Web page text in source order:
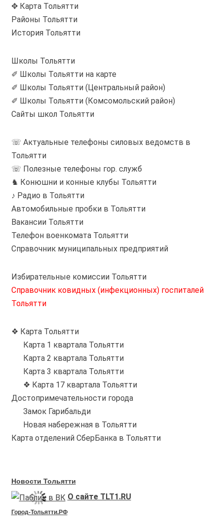
✥ Карта Тольятти
Районы Тольятти
История Тольятти
Школы Тольятти
✐ Школы Тольятти на карте
✐ Школы Тольятти (Центральный район)
✐ Школы Тольятти (Комсомольский район)
Сайты школ Тольятти
☏ Актуальные телефоны силовых ведомств в
Тольятти
☏ Полезные телефоны гор. служб
♞ Конюшни и конные клубы Тольятти
♪ Радио в Тольятти
Автомобильные пробки в Тольятти
Вакансии Тольятти
Телефон военкомата Тольятти
Справочник муниципальных предприятий
Избирательные комиссии Тольятти
Справочник ковидных (инфекционных) госпиталей
Тольятти
❖ Карта Тольятти
Карта 1 квартала Тольятти
Карта 2 квартала Тольятти
Карта 3 квартала Тольятти
❖ Карта 17 квартала Тольятти
Достопримечательности города
Замок Гарибальди
Новая набережная в Тольятти
Карта отделений СберБанка в Тольятти
Новости Тольятти
О сайте TLT1.RU
Город-Тольятти.РФ